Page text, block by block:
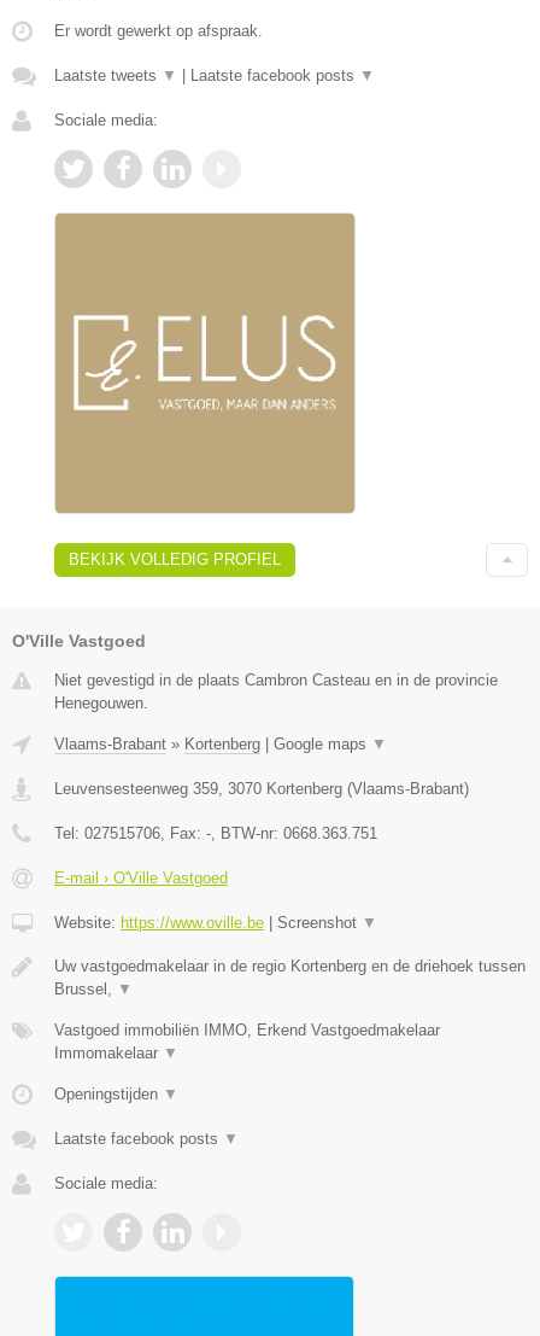
Er wordt gewerkt op afspraak.
Laatste tweets ▼ Laatste facebook posts ▼
Sociale media:
BEKIJK VOLLEDIG PROFIEL
O'Ville Vastgoed
Niet gevestigd in de plaats Cambron Casteau en in de provincie
Henegouwen.
Vlaams-Brabant » Kortenberg Google maps ▼
Leuvensesteenweg 359, 3070 Kortenberg (Vlaams-Brabant)
Tel: 027515706, Fax: -, BTW-nr: 0668.363.751
E-mail › O'Ville Vastgoed
Website: https://www.oville.be Screenshot ▼
Uw vastgoedmakelaar in de regio Kortenberg en de driehoek tussen
Brussel, ▼
Vastgoed immobiliën IMMO, Erkend Vastgoedmakelaar
Immomakelaar ▼
Openingstijden ▼
Laatste facebook posts ▼
Sociale media: